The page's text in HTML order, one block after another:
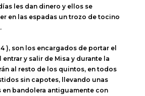
les dan dinero y ellos se
en las espadas un trozo de tocino
4 ), son los encargados de portar el
entrar y salir de Misa y durante la
al resto de los quintos, en todos
sin capotes, llevando unas
en bandolera antiguamente con